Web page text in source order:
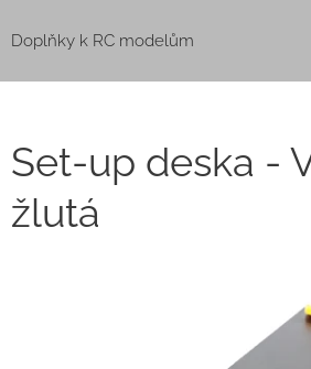
Doplňky k RC modelům
Set-up deska -
žlutá